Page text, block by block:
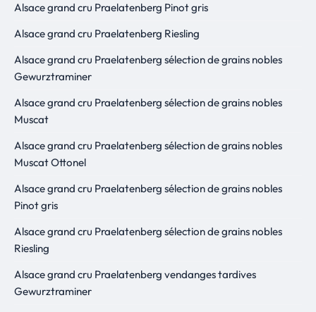
Alsace grand cru Praelatenberg Pinot gris
Alsace grand cru Praelatenberg Riesling
Alsace grand cru Praelatenberg sélection de grains nobles
Gewurztraminer
Alsace grand cru Praelatenberg sélection de grains nobles
Muscat
Alsace grand cru Praelatenberg sélection de grains nobles
Muscat Ottonel
Alsace grand cru Praelatenberg sélection de grains nobles
Pinot gris
Alsace grand cru Praelatenberg sélection de grains nobles
Riesling
Alsace grand cru Praelatenberg vendanges tardives
Gewurztraminer